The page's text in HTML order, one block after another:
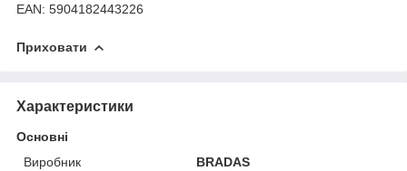
EAN: 5904182443226
Приховати
Характеристики
Основні
Виробник
BRADAS